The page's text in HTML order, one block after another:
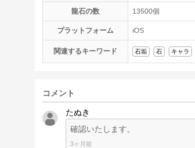
龍石の数 13500個
プラットフォーム iOS
関連するキーワード 石垢 石 キャラ
コメント
たぬき
確認いたします。
3ヶ月前